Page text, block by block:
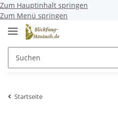
Zum Hauptinhalt springen
Zum Menü springen
Startseite